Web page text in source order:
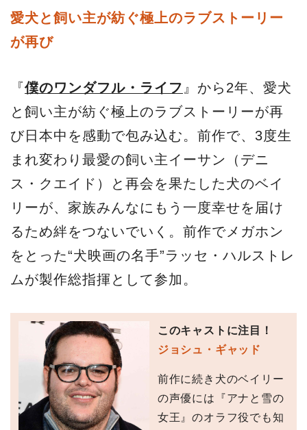
愛犬と飼い主が紡ぐ極上のラブストーリー
が再び
『僕のワンダフル・ライフ 』から2年、愛犬
と飼い主が紡ぐ極上のラブストーリーが再
び日本中を感動で包み込む。前作で、3度生
まれ変わり最愛の飼い主イーサン（デニ
ス・クエイド）と再会を果たした犬のベイ
リーが、家族みんなにもう一度幸せを届け
るため絆をつないでいく。前作でメガホン
をとった“犬映画の名手”ラッセ・ハルストレ
ムが製作総指揮として参加。
このキャストに注目！
ジョシュ・ギャッド
前作に続き犬のベイリー
の声優には『アナと雪の
女王』のオラフ役でも知